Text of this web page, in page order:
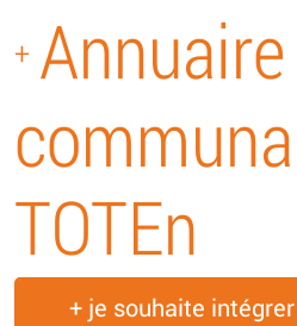
+
TOTEn
+ je souhaite